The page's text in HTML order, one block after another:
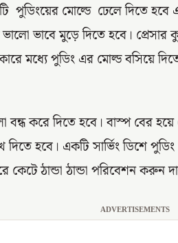
পুডিংয়ের মোল্ডে ঢেলে দিতে
ভাবে মুড়ে দিতে হবে। প্রেসার
মধ্যে পুডিং এর মোল্ড বসিয়ে
বন্ধ করে দিতে হবে। বাস্প বের
দিতে হবে। একটি সার্ভিং ডিশে
ঠান্ডা ঠান্ডা পরিবেশন করুন
ADVERTISEMENTS